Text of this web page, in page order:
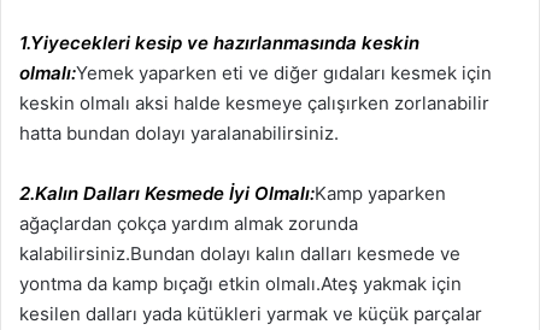
1.Yiyecekleri kesip ve hazırlanmasında keskin
olmalı:Yemek yaparken eti ve diğer gıdaları kesmek için
keskin olmalı aksi halde kesmeye çalışırken zorlanabilir
hatta bundan dolayı yaralanabilirsiniz.
2.Kalın Dalları Kesmede İyi Olmalı:Kamp yaparken
ağaçlardan çokça yardım almak zorunda
kalabilirsiniz.Bundan dolayı kalın dalları kesmede ve
yontma da kamp bıçağı etkin olmalı.Ateş yakmak için
kesilen dalları yada kütükleri yarmak ve küçük parçalar